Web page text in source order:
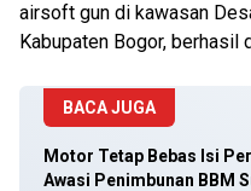
airsoft gun di kawasan
Kabupaten Bogor, berhasil
BACA JUGA
Motor Tetap Bebas Isi
Awasi Penimbunan BBM